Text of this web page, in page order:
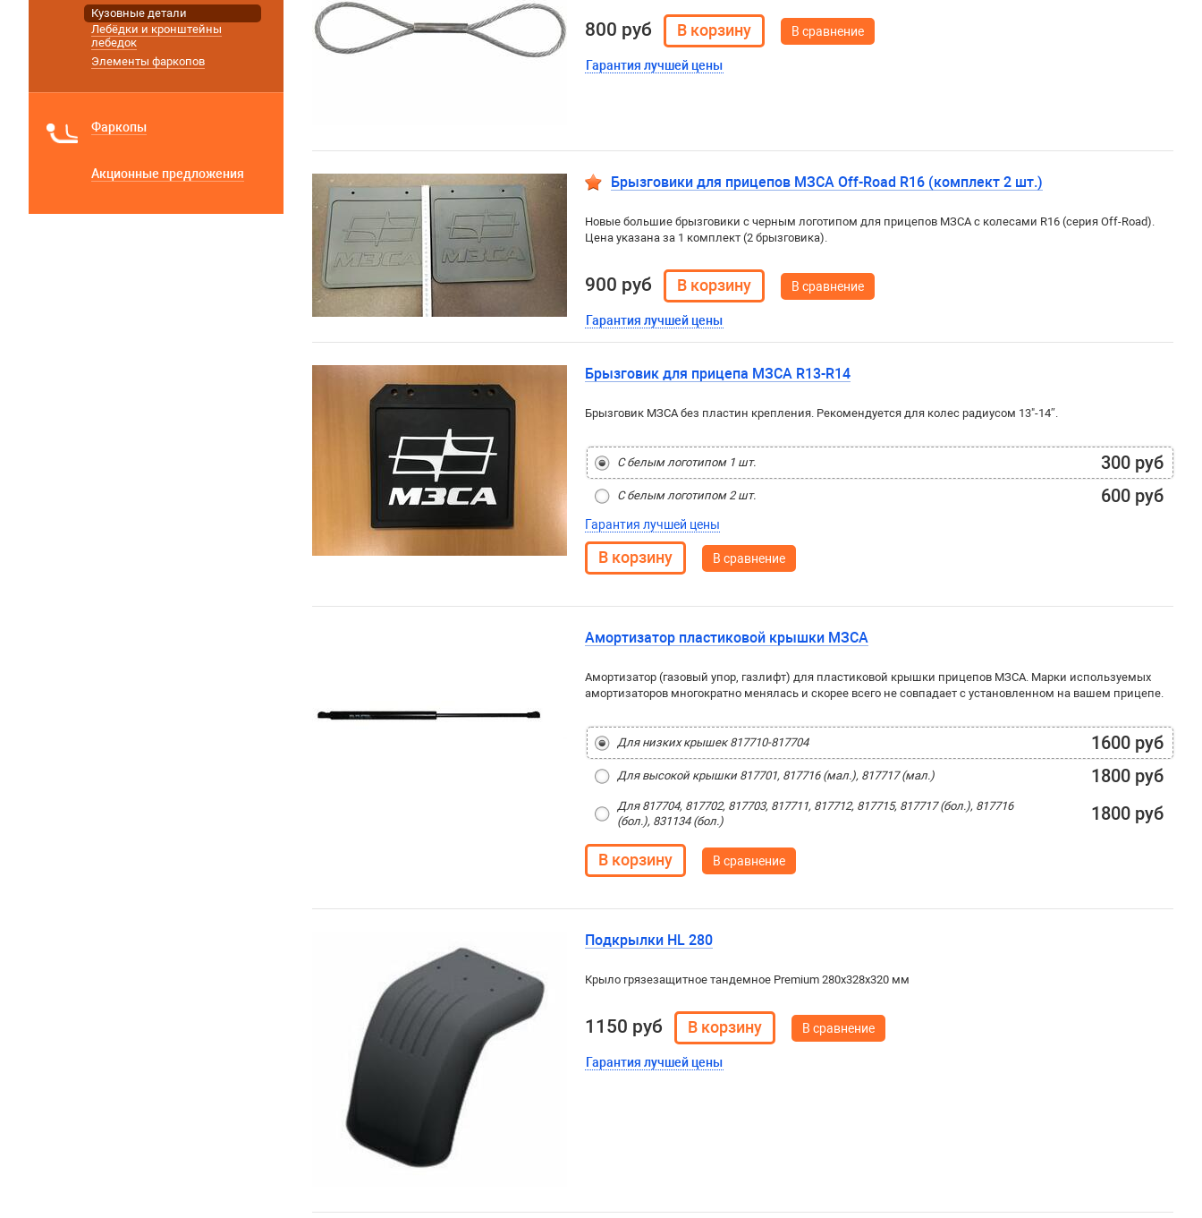
800 руб
Гарантия лучшей цены
В сравнение
Брызговики для прицепов МЗСА Off-Road R16 (комплект 2 шт.)
Новые большие брызговики с черным логотипом для прицепов МЗСАс колесами R16 (серия Off-Road).
Цена указана за 1 комплект (2 брызговика).
900 руб
Гарантия лучшей цены
В сравнение
Брызговик для прицепа МЗСА R13-R14
Брызговик МЗСА без пластин крепления. Рекомендуется для колес радиусом 13"-14″.
С белым логотипом 1 шт. 300 руб
С белым логотипом 2 шт. 600 руб
Гарантия лучшей цены
В сравнение
Амортизатор пластиковой крышки МЗСА
Амортизатор (газовый упор, газлифт) для пластиковой крышки прицепов МЗСА. Марки используемых
амортизаторов многократно менялась и скорее всего не совпадает с установленном на вашем прицепе.
Для низких крышек 817710-817704 1600 руб
Для высокой крышки 817701, 817716 (мал.), 817717 (мал.) 1800 руб
Для 817704, 817702, 817703, 817711, 817712, 817715, 817717 (бол.), 817716
(бол.), 831134 (бол.)
1800 руб
В сравнение
Подкрылки HL 280
Крыло грязезащитное тандемное Premium 280х328х320 мм
1150 руб
Гарантия лучшей цены
В сравнение
Кузовные детали
Лебёдки и кронштейны
лебедок
Элементы фаркопов
Фаркопы
Акционные предложения